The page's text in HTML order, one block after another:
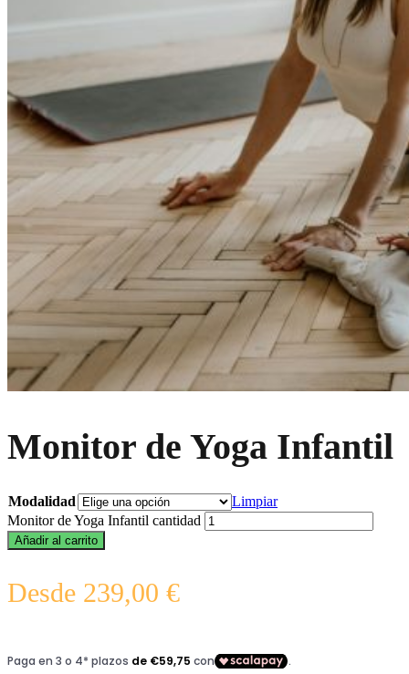
Monitor de Yoga Infantil
Modalidad
Limpiar
Monitor de Yoga Infantil cantidad
Añadir al carrito
Desde 239,00 €